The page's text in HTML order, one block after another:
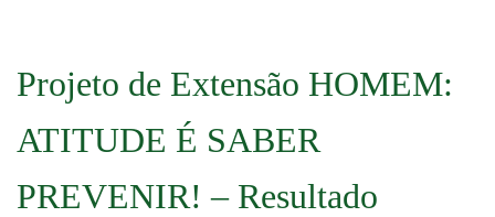
Projeto de Extensão HOMEM:
ATITUDE É SABER
PREVENIR! – Resultado